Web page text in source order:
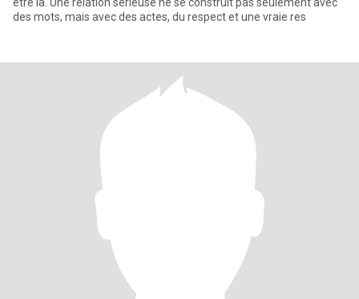
des mots, mais avec des actes, du respect et une vraie res